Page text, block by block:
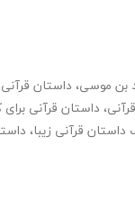
بن موسی، داستان
، داستان قرآنی برای
داستان قرآنی زیبا،